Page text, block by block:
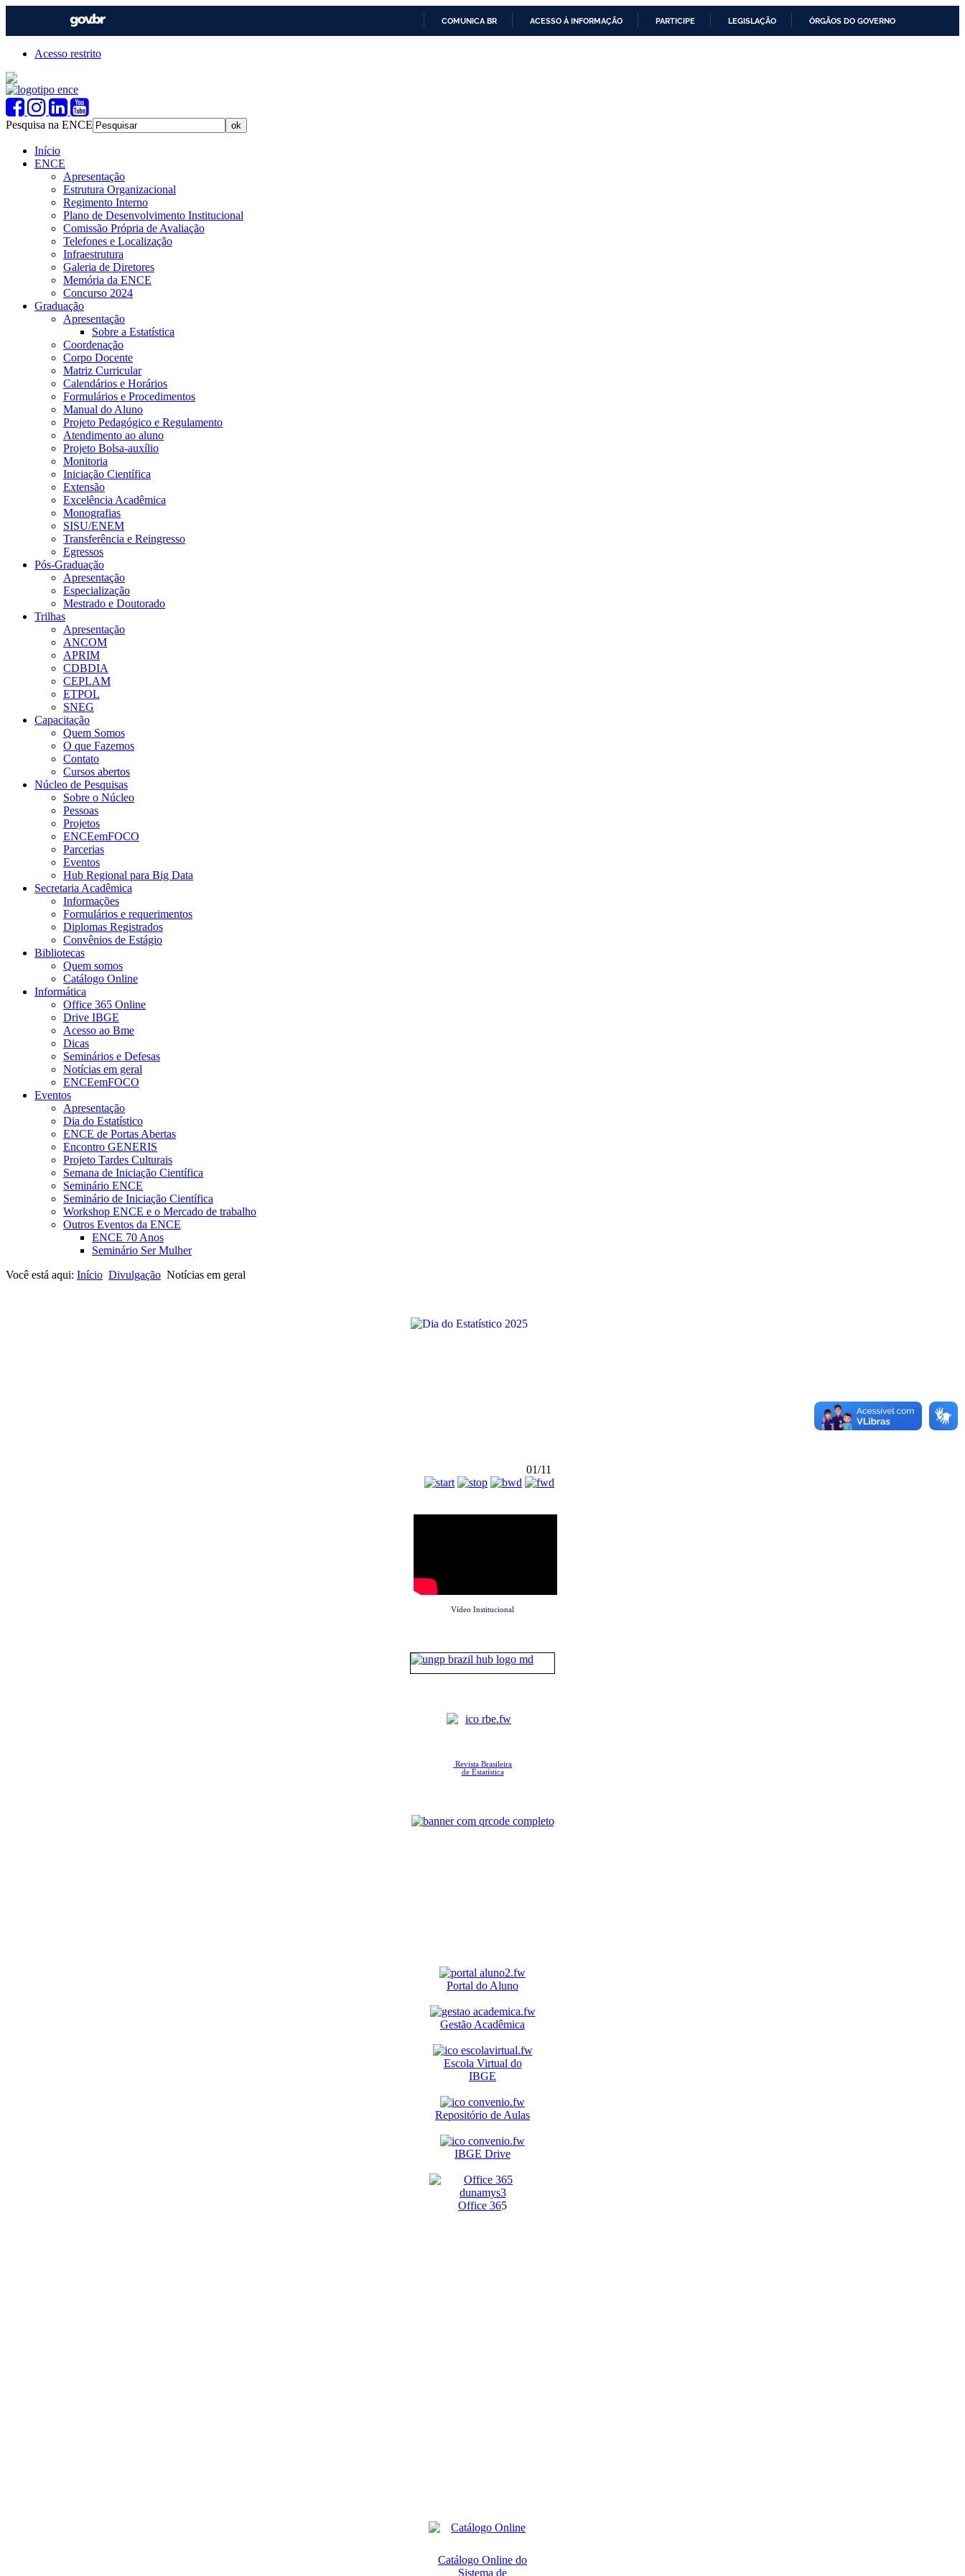
COMUNICA BR ACESSO À INFORMAÇÃO PARTICIPE LEGISLAÇÃO ÓRGÃOS DO GOVERNO
Acesso restrito
Pesquisa na ENCE
Início
ENCE
Apresentação
Estrutura Organizacional
Regimento Interno
Plano de Desenvolvimento Institucional
Comissão Própria de Avaliação
Telefones e Localização
Infraestrutura
Galeria de Diretores
Memória da ENCE
Concurso 2024
Graduação
Apresentação
Sobre a Estatística
Coordenação
Corpo Docente
Matriz Curricular
Calendários e Horários
Formulários e Procedimentos
Manual do Aluno
Projeto Pedagógico e Regulamento
Atendimento ao aluno
Projeto Bolsa-auxílio
Monitoria
Iniciação Científica
Extensão
Excelência Acadêmica
Monografias
SISU/ENEM
Transferência e Reingresso
Egressos
Pós-Graduação
Apresentação
Especialização
Mestrado e Doutorado
Trilhas
Apresentação
ANCOM
APRIM
CDBDIA
CEPLAM
ETPOL
SNEG
Capacitação
Quem Somos
O que Fazemos
Contato
Cursos abertos
Núcleo de Pesquisas
Sobre o Núcleo
Pessoas
Projetos
ENCEemFOCO
Parcerias
Eventos
Hub Regional para Big Data
Secretaria Acadêmica
Informações
Formulários e requerimentos
Diplomas Registrados
Convênios de Estágio
Bibliotecas
Quem somos
Catálogo Online
Informática
Office 365 Online
Drive IBGE
Acesso ao Bme
Dicas
Seminários e Defesas
Notícias em geral
ENCEemFOCO
Eventos
Apresentação
Dia do Estatístico
ENCE de Portas Abertas
Encontro GENERIS
Projeto Tardes Culturais
Semana de Iniciação Científica
Seminário ENCE
Seminário de Iniciação Científica
Workshop ENCE e o Mercado de trabalho
Outros Eventos da ENCE
ENCE 70 Anos
Seminário Ser Mulher
Você está aqui: Início Divulgação Notícias em geral
01/11
Vídeo Institucional
Revista Brasileira
de Estatística
Portal do Aluno
Gestão Acadêmica
Escola Virtual do
IBGE
Repositório de Aulas
IBGE Drive
Office 365
Catálogo Online do
Sistema de